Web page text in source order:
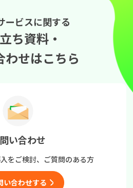
ービスに関する
ち資料・
わせはこちら
い合わせ
をご検討、 ご質問のある方
い合わせする